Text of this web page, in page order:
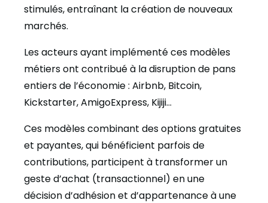
stimulés, entraînant la création de nouveaux
marchés.
Les acteurs ayant implémenté ces modèles
métiers ont contribué à la disruption de pans
entiers de l’économie : Airbnb, Bitcoin,
Kickstarter, AmigoExpress, Kijiji…
Ces modèles combinant des options gratuites
et payantes, qui bénéficient parfois de
contributions, participent à transformer un
geste d’achat (transactionnel) en une
décision d’adhésion et d’appartenance à une